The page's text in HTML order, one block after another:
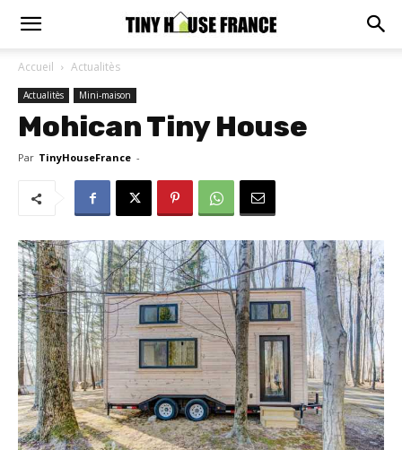
Accueil Actualitès
Actualitès Mini-maison
Mohican Tiny House
Par TinyHouseFrance -